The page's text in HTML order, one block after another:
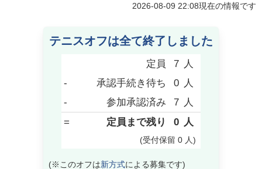
2026-08-09 22:08現在の情報です
テニスオフは全て終了しました
定員 7 人
-
承認手続き待ち 0 人
-
参加承認済み 7 人
=
定員まで残り 0 人
(受付保留 0 人)
(※このオフは新方式による募集です)